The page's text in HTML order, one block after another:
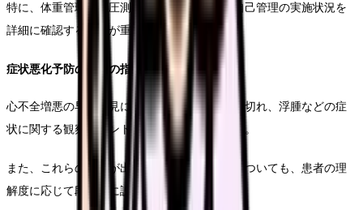
特に、体重管理や血圧測定、服薬状況などの自己管理の実施状況を
詳細に確認することが重要です。
症状悪化予防のための指導
心不全増悪の早期発見に向けて、体重増加、息切れ、浮腫などの症
状に関する観察ポイントを具体的に指導します。
また、これらの症状が出現した際の対応方法についても、患者の理
解度に応じて段階的に説明を行います。